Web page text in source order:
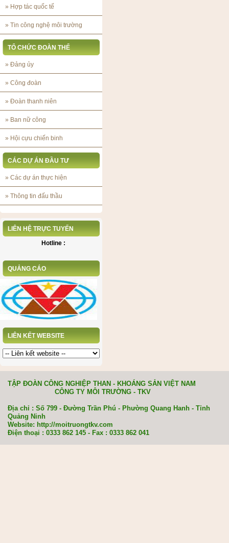
» Hợp tác quốc tế
» Tin công nghệ môi trường
TỔ CHỨC ĐOÀN THỂ
» Đảng ủy
» Công đoàn
» Đoàn thanh niên
» Ban nữ công
» Hội cựu chiến binh
CÁC DỰ ÁN ĐẦU TƯ
» Các dự án thực hiện
» Thông tin đấu thầu
LIÊN HỆ TRỰC TUYẾN
Hotline :
QUẢNG CÁO
LIÊN KẾT WEBSITE
TẬP ĐOÀN CÔNG NGHIỆP THAN - KHOÁNG SẢN VIỆT NAM
CÔNG TY MÔI TRƯỜNG - TKV
Địa chỉ : Số 799 - Đường Trần Phú - Phường Quang Hanh - Tỉnh
Quảng Ninh
Website: http://moitruongtkv.com
Điện thoại : 0333 862 145 - Fax : 0333 862 041